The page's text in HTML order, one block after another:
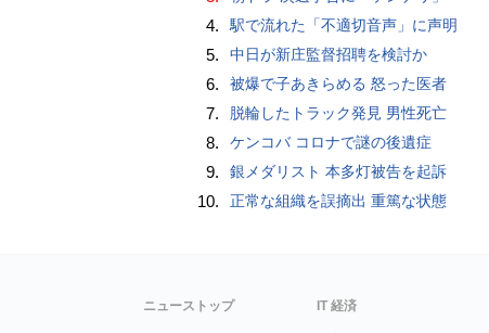
4. 駅で流れた「不適切音声」に声明
5. 中日が新庄監督招聘を検討か
6. 被爆で子あきらめる 怒った医者
7. 脱輪したトラック発見 男性死亡
8. ケンコバ コロナで謎の後遺症
9. 銀メダリスト 本多灯被告を起訴
10. 正常な組織を誤摘出 重篤な状態
ニューストップ IT 経済